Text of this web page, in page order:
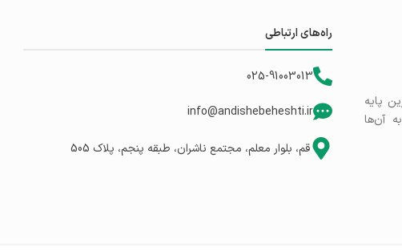
پایه
آن‌ها
راه‌های ارتباطی
025-91003013
info@andishebeheshti.ir
قم، بلوار معلم، مجتمع ناشران، طبقه پنجم، پلاک 505